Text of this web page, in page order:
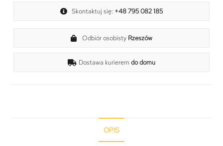
Skontaktuj się: +48 795 082 185
Odbiór osobisty Rzeszów
Dostawa kurieremdo domu
OPIS